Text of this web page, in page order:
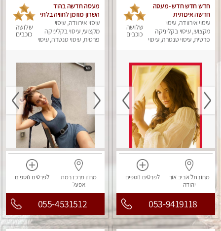
חדש חדש חדש -מעסה
חדשה איכותית
ומקצועית מומלץ מאוד
מאוד !
עיסוי אירוודה, עיסוי
מקצועי, עיסוי בקליניקה
פרטית, עיסוי טנטרה, עיסוי
שלושה
כוכבים
מחוז תל אביבאור
יהודה
לפרטים נוספים
053-9419118
מעסה חדשה בהוד
השרון-מוזמן לחוויה בלתי
נשכחת!!!עיסוי מפנק
ביותר במקום פרטי
לחלוטין!
עיסוי אירוודה, עיסוי
מקצועי, עיסוי בקליניקה
פרטית, עיסוי טנטרה, עיסוי
שלושה
כוכבים
מחוז מרכזרמת
אפעל
לפרטים נוספים
055-4531512